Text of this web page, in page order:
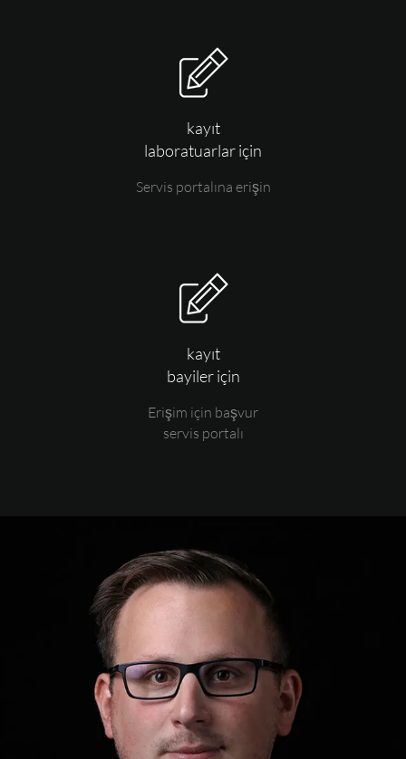
kayıt
laboratuarlar için
Servis portalına erişin
kayıt
bayiler için
Erişim için başvur
servis portalı